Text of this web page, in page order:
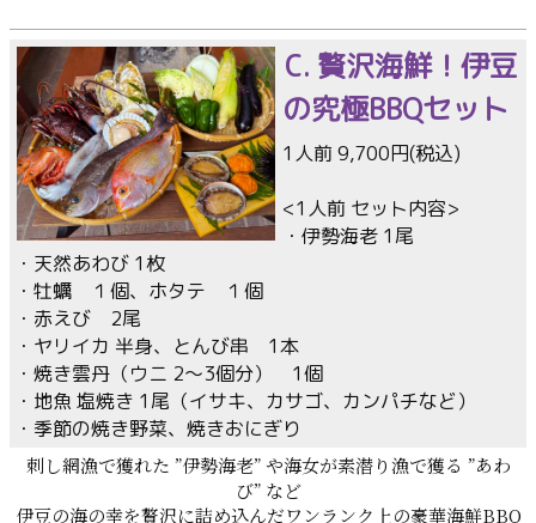
C. 贅沢海鮮！伊豆
の究極BBQセット
1人前 9,700円(税込)
<1人前 セット内容>
・伊勢海老 1尾
・天然あわび 1枚
・牡蠣 １個、ホタテ １個
・赤えび 2尾
・ヤリイカ 半身、とんび串 1本
・焼き雲丹（ウニ 2〜3個分） 1個
・地魚 塩焼き 1尾（イサキ、カサゴ、カンパチなど）
・季節の焼き野菜、焼きおにぎり
刺し網漁で獲れた ”伊勢海老” や海女が素潜り漁で獲る ”あわ
び” など
伊豆の海の幸を贅沢に詰め込んだワンランク上の豪華海鮮BBQ